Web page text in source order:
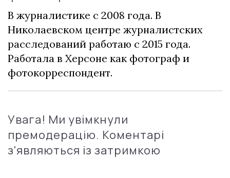
В журналистике с 2008 года. В
Николаевском центре журналистских
расследований работаю с 2015 года.
Работала в Херсоне как фотограф и
фотокорреспондент.
Увага! Ми увімкнули
премодерацію. Коментарі
з'являються із затримкою